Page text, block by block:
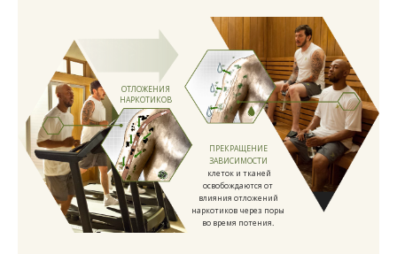
ОТЛОЖЕНИЯ
НАРКОТИКОВ
ПРЕКРАЩЕНИЕ
ЗАВИСИМОСТИ
клеток и тканей
освобождаются от
влияния отложений
наркотиков через поры
во время потения.